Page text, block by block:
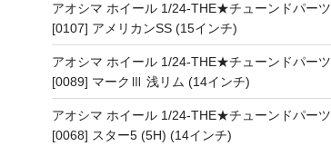
アオシマ ホイール 1/24-THE★チューンドパーツ
[0107] アメリカンSS (15インチ)
アオシマ ホイール 1/24-THE★チューンドパーツ
[0089] マークⅢ 浅リム (14インチ)
アオシマ ホイール 1/24-THE★チューンドパーツ
[0068] スター5 (5H) (14インチ)